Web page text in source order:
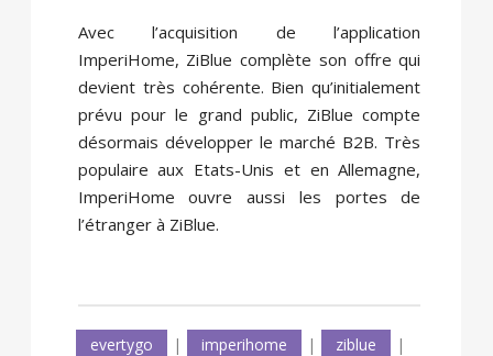
Avec l’acquisition de l’application
ImperiHome, ZiBlue complète son offre qui
devient très cohérente. Bien qu’initialement
prévu pour le grand public, ZiBlue compte
désormais développer le marché B2B. Très
populaire aux Etats-Unis et en Allemagne,
ImperiHome ouvre aussi les portes de
l’étranger à ZiBlue.
evertygo | imperihome | ziblue |